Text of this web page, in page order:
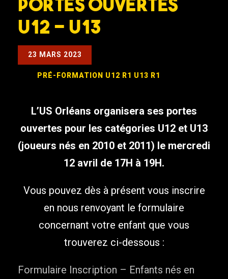
U12 – U13
23 MARS 2023
PRÉ-FORMATION U12 R1 U13 R1
L’US Orléans organisera ses portes
ouvertes pour les catégories U12 et U13
(joueurs nés en 2010 et 2011) le mercredi
12 avril de 17H à 19H.
Vous pouvez dès à présent vous inscrire
en nous renvoyant le formulaire
concernant votre enfant que vous
trouverez ci-dessous :
Formulaire Inscription – Enfants nés en